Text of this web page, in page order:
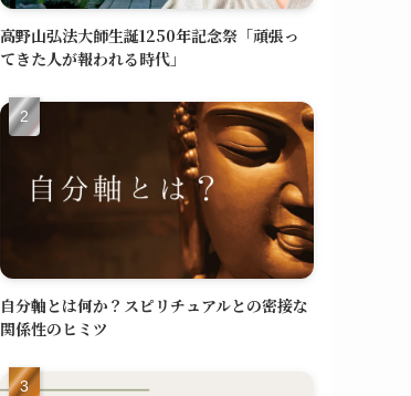
高野山弘法大師生誕1250年記念祭「頑張っ
てきた人が報われる時代」
自分軸とは何か？スピリチュアルとの密接な
関係性のヒミツ